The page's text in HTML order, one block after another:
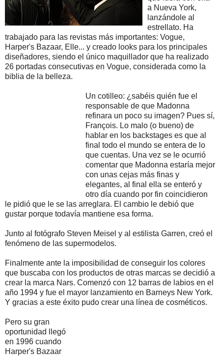
a Nueva York,
lanzándole al
estrellato. Ha
trabajado para las revistas más importantes: Vogue,
Harper's Bazaar, Elle... y creado looks para los principales
diseñadores, siendo el único maquillador que ha realizado
26 portadas consecutivas en Vogue, considerada como la
biblia de la belleza.
Un cotilleo: ¿sabéis quién fue el
responsable de que Madonna
refinara un poco su imagen? Pues sí,
François. Lo malo (o bueno) de
hablar en los backstages es que al
final todo el mundo se entera de lo
que cuentas. Una vez se le ocurrió
comentar que Madonna estaría mejor
con unas cejas más finas y
elegantes, al final ella se enteró y
otro día cuando por fin coincidieron
le pidió que le se las arreglara. El cambio le debió que
gustar porque todavía mantiene esa forma.
Junto al fotógrafo Steven Meisel y al estilista Garren, creó el
fenómeno de las supermodelos.
Finalmente ante la imposibilidad de conseguir los colores
que buscaba con los productos de otras marcas se decidió a
crear la marca Nars. Comenzó con 12 barras de labios en el
año 1994 y fue el mayor lanzamiento en Barneys New York.
Y gracias a este éxito pudo crear una línea de cosméticos.
Pero su gran
oportunidad llegó
en 1996 cuando
Harper's Bazaar